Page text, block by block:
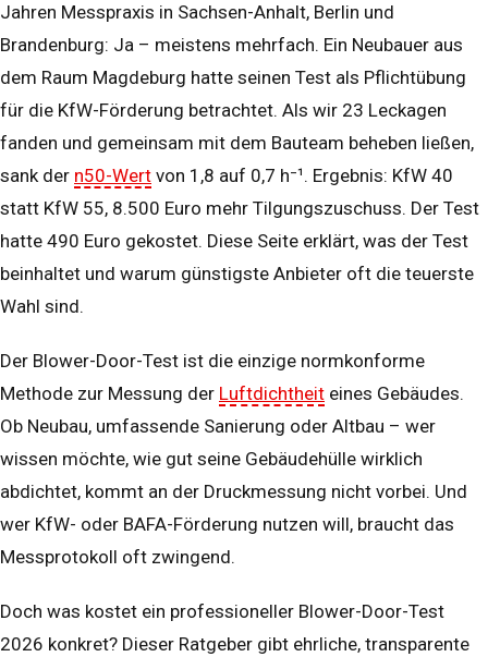
Jahren Messpraxis in Sachsen-Anhalt, Berlin und
Brandenburg: Ja – meistens mehrfach. Ein Neubauer aus
dem Raum Magdeburg hatte seinen Test als Pflichtübung
für die KfW-Förderung betrachtet. Als wir 23 Leckagen
fanden und gemeinsam mit dem Bauteam beheben ließen,
sank der n50-Wert von 1,8 auf 0,7 h⁻¹. Ergebnis: KfW 40
statt KfW 55, 8.500 Euro mehr Tilgungszuschuss. Der Test
hatte 490 Euro gekostet. Diese Seite erklärt, was der Test
beinhaltet und warum günstigste Anbieter oft die teuerste
Wahl sind.
Der Blower-Door-Test ist die einzige normkonforme
Methode zur Messung der Luftdichtheit eines Gebäudes.
Ob Neubau, umfassende Sanierung oder Altbau – wer
wissen möchte, wie gut seine Gebäudehülle wirklich
abdichtet, kommt an der Druckmessung nicht vorbei. Und
wer KfW- oder BAFA-Förderung nutzen will, braucht das
Messprotokoll oft zwingend.
Doch was kostet ein professioneller Blower-Door-Test
2026 konkret? Dieser Ratgeber gibt ehrliche, transparente